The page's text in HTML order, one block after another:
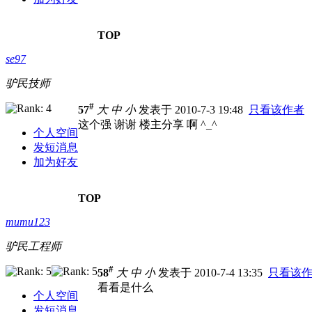
TOP
se97
驴民技师
个人空间
发短消息
加为好友
57# 大 中 小发表于 2010-7-3 19:48 只看该作者
这个强 谢谢 楼主分享 啊 ^_^
TOP
mumu123
驴民工程师
个人空间
58# 大 中 小发表于 2010-7-4 13:35 只看该
看看是什么